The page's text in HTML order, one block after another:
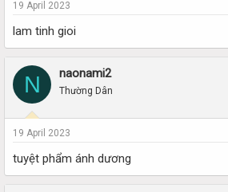
19 April 2023
lam tinh gioi
N naonami2
Thường Dân
19 April 2023
tuyệt phẩm ánh dương